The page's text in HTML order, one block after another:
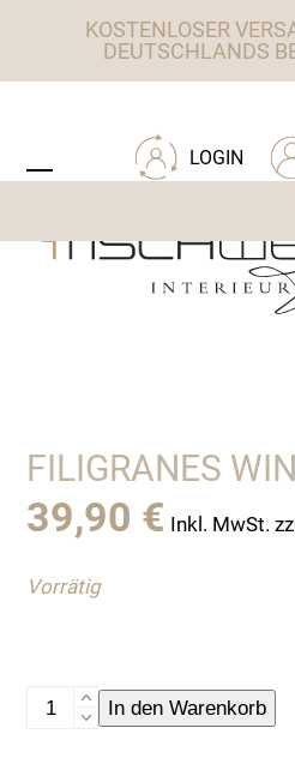
KOSTENLOSER
DEUTSCHLANDS
LOGIN
mobile
mobile
FILIGRANES
39,90 € Inkl. MwSt.
Vorrätig
Filigranes
Windlicht,
In den Warenkorb